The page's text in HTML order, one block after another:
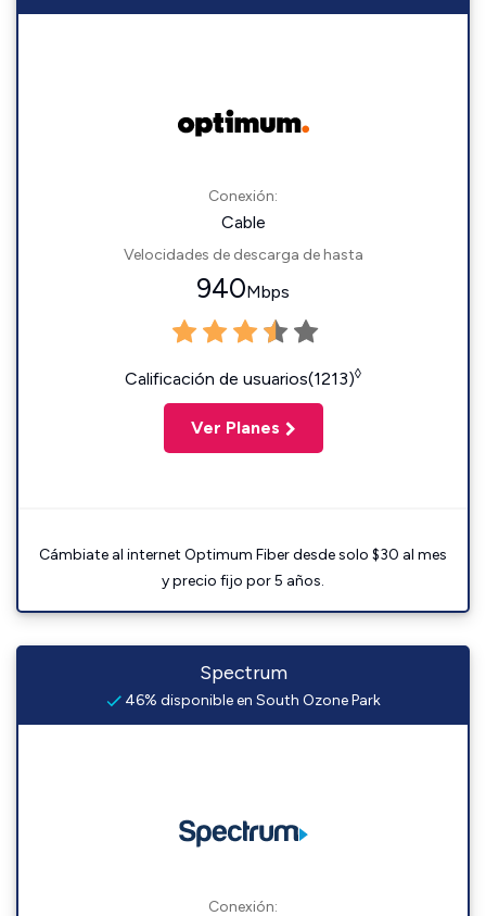
Conexión:
Cable
Velocidades de descarga de hasta
940Mbps
Calificación de usuarios(1213)◊
Ver Planes
Cámbiate al internet Optimum Fiber desde solo $30 al mes
y precio fijo por 5 años.
Spectrum
46% disponible en South Ozone Park
Conexión: